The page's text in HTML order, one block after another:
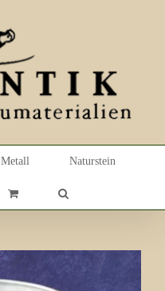
Metall Naturstein